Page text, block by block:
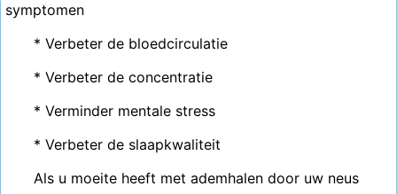
symptomen
* Verbeter de bloedcirculatie
* Verbeter de concentratie
* Verminder mentale stress
* Verbeter de slaapkwaliteit
Als u moeite heeft met ademhalen door uw neus